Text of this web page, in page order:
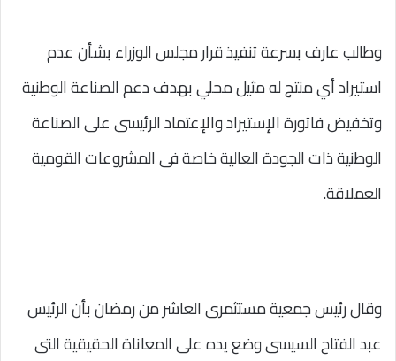
وطالب عارف بسرعة تنفيذ قرار مجلس الوزراء بشأن عدم
استيراد أي منتج له مثيل محلي بهدف دعم الصناعة الوطنية
وتخفيض فاتورة الإستيراد والإعتماد الرئيسى على الصناعة
الوطنية ذات الجودة العالية خاصة فى المشروعات القومية
العملاقة.
وقال رئيس جمعية مستثمرى العاشر من رمضان بأن الرئيس
عبد الفتاح السيسى وضع يده على المعاناة الحقيقية التى